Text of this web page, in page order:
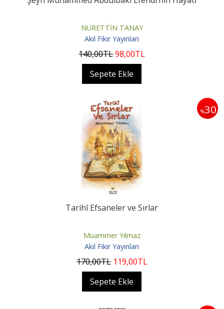
NURETTİN TANAY
Akıl Fikir Yayınları
140,00TL98,00TL
Sepete Ekle
%30
Tarihî Efsaneler ve Sırlar
Muammer Yılmaz
Akıl Fikir Yayınları
170,00TL 119,00TL
Sepete Ekle